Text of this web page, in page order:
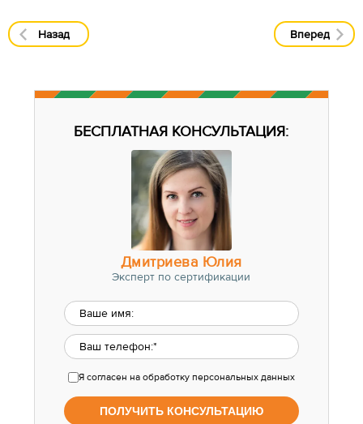
Назад Вперед
БЕСПЛАТНАЯ КОНСУЛЬТАЦИЯ:
Дмитриева Юлия
Эксперт по сертификации
Я согласен на обработку персональных данных